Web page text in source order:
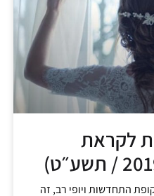
לקראת
התחדשות ויופי רב, זה